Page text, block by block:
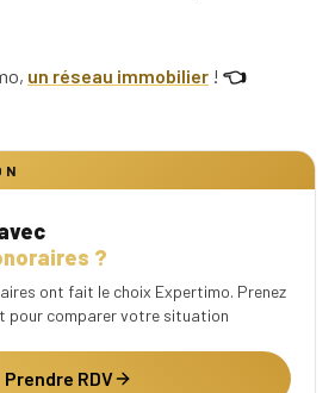
un réseau immobilier ! 👈
?
ont fait le choix Expertimo. Prenez
pour comparer votre situation
Prendre RDV